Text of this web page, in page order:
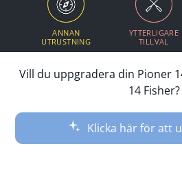
ANNAN
UTRUSTNING
YTTERLIGARE
TILLVAL
Vill du uppgradera din Pioner
14 Fisher?
Klicka här för att